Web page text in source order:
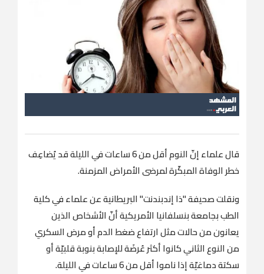
قال علماء إنّ النوم أقل من 6 ساعات في الليلة قد يُضاعِف
خطر الوفاة المبكّرة لمرضى الأمراض المزمنة.
ونقلت صحيفة "ذا إندبندنت" البريطانية عن علماء في كلية
الطب بجامعة بنسلفانيا الأمريكية أنّ الأشخاص الذين
يعانون من حالات مثل ارتفاع ضغط الدم أو مرض السكري
من النوع الثاني كانوا أكثر عُرضَة للإصابة بنوبة قلبيّة أو
سكتة دماغيّة إذا ناموا أقل من 6 ساعات في الليلة.